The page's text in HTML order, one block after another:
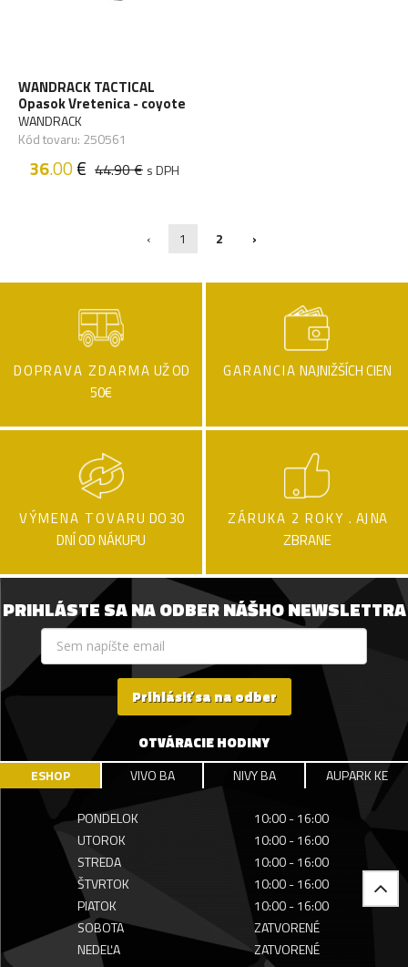
WANDRACK TACTICAL
Opasok Vretenica - coyote
WANDRACK
Kód tovaru: 250561
36.00€ 44.90 € s DPH
‹ 1 2 ›
DOPRAVA ZDARMA UŽ OD
50€
GARANCIA NAJNIŽŠÍCH CIEN
VÝMENA TOVARU DO 30
DNÍ OD NÁKUPU
ZÁRUKA 2 ROKY . AJ NA
ZBRANE
PRIHLÁSTE SA NA ODBER NÁŠHO NEWSLETTRA
Prihlásiť sa na odber
OTVÁRACIE HODINY
ESHOP VIVO BA NIVY BA AUPARK KE
PONDELOK
10:00 - 16:00
UTOROK
10:00 - 16:00
STREDA
10:00 - 16:00
ŠTVRTOK
10:00 - 16:00
PIATOK
10:00 - 16:00
SOBOTA
ZATVORENÉ
NEDEĽA
ZATVORENÉ